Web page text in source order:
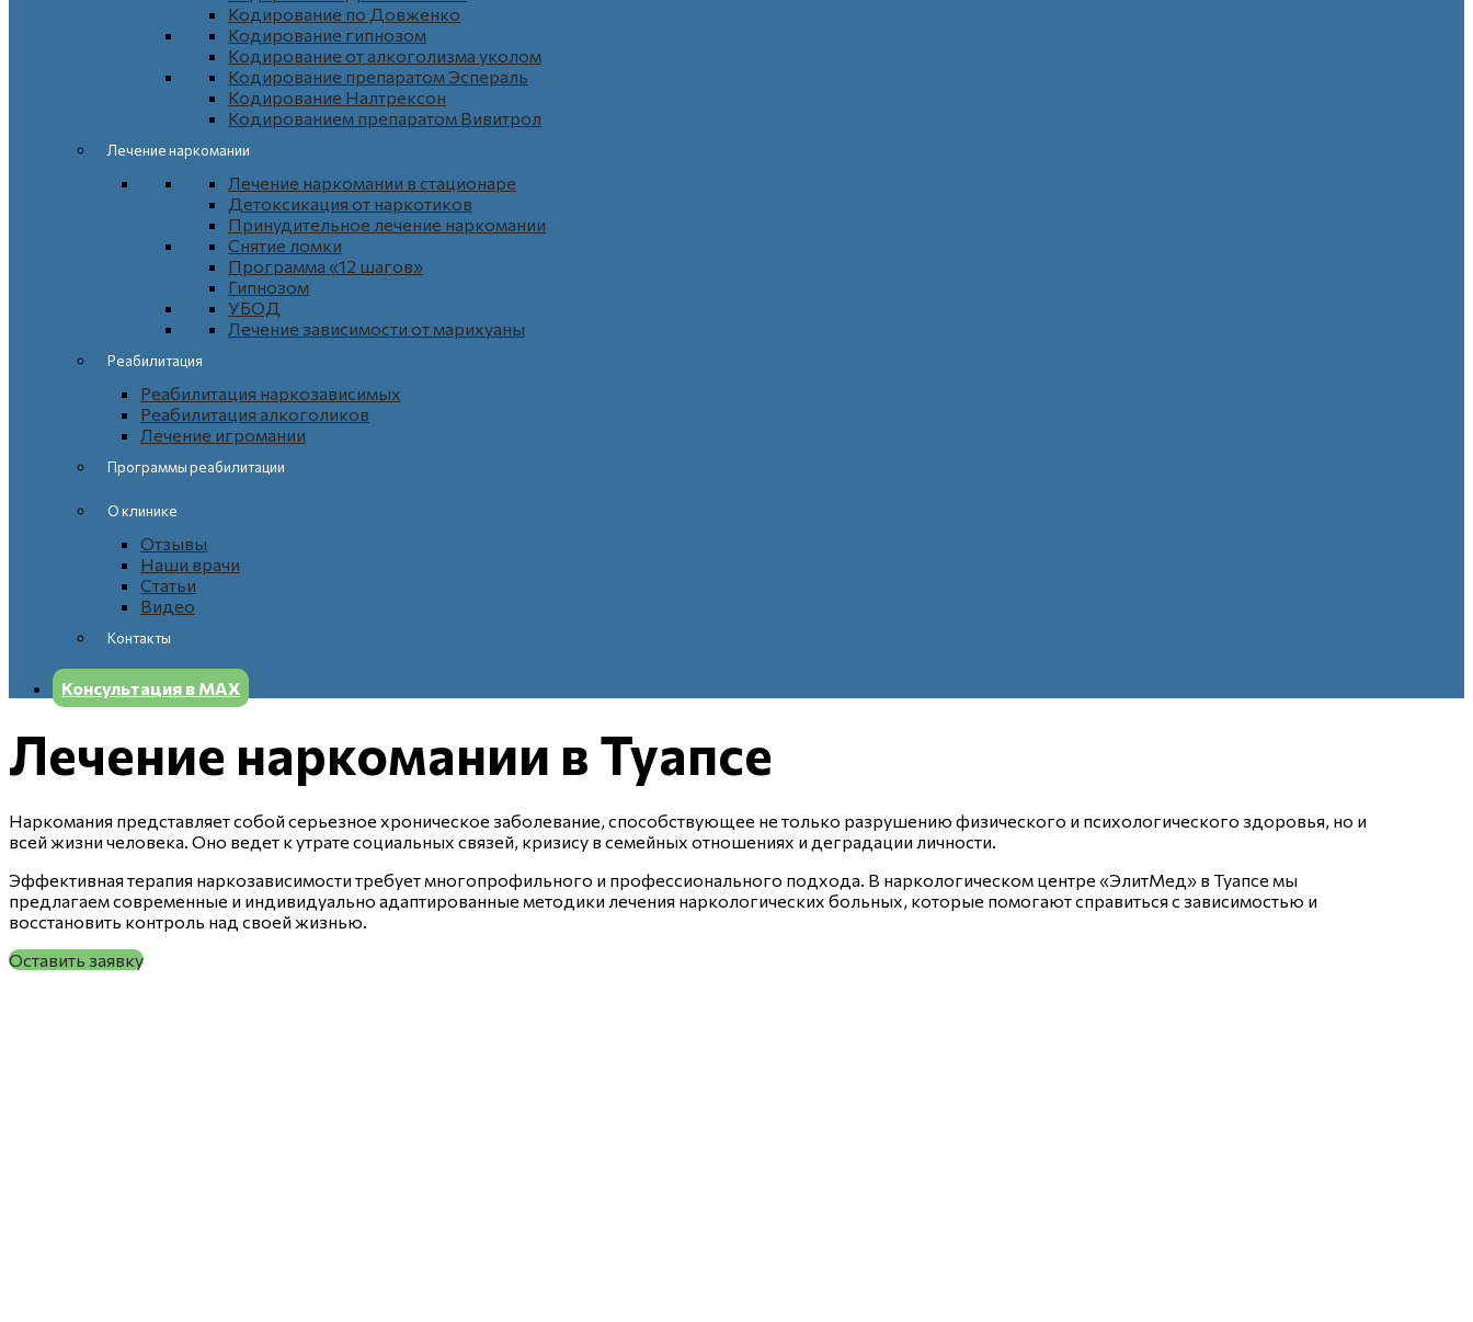
Кодирование по Довженко
Кодирование гипнозом
Кодирование от алкоголизма уколом
Кодирование препаратом Эспераль
Кодирование Налтрексон
Кодированием препаратом Вивитрол
Лечение наркомании
Лечение наркомании в стационаре
Детоксикация от наркотиков
Принудительное лечение наркомании
Снятие ломки
Программа «12 шагов»
Гипнозом
УБОД
Лечение зависимости от марихуаны
Реабилитация
Реабилитация наркозависимых
Реабилитация алкоголиков
Лечение игромании
Программы реабилитации
О клинике
Отзывы
Наши врачи
Статьи
Видео
Контакты
Консультация в МАХ
Лечение наркомании в Туапсе
Наркомания представляет собой серьезное хроническое заболевание, способствующее не только разрушению физического и психологического здоровья, но и
всей жизни человека. Оно ведет к утрате социальных связей, кризису в семейных отношениях и деградации личности.
Эффективная терапия наркозависимости требует многопрофильного и профессионального подхода. В наркологическом центре «ЭлитМед» в Туапсе мы
предлагаем современные и индивидуально адаптированные методики лечения наркологических больных, которые помогают справиться с зависимостью и
восстановить контроль над своей жизнью.
Оставить заявку